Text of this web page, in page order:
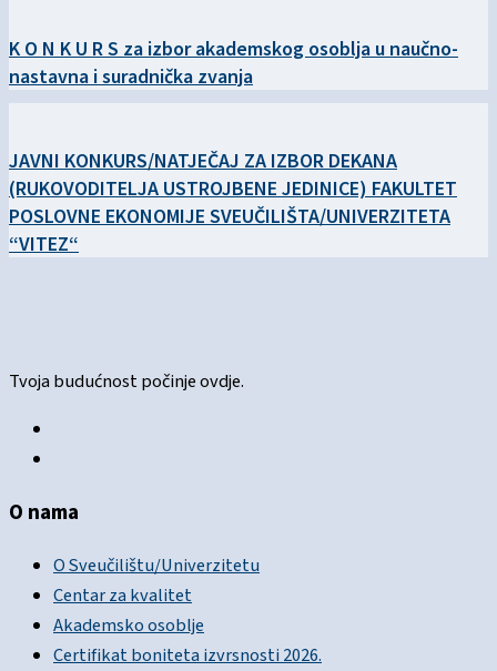
K O N K U R S za izbor akademskog osoblja u naučno-
nastavna i suradnička zvanja
JAVNI KONKURS/NATJEČAJ ZA IZBOR DEKANA
(RUKOVODITELJA USTROJBENE JEDINICE) FAKULTET
POSLOVNE EKONOMIJE SVEUČILIŠTA/UNIVERZITETA
“VITEZ“
Tvoja budućnost počinje ovdje.
O nama
O Sveučilištu/Univerzitetu
Centar za kvalitet
Akademsko osoblje
Certifikat boniteta izvrsnosti 2026.